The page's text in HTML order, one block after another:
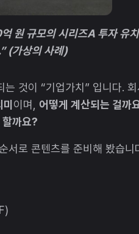
원 규모의 시리즈A 투자 유
(가상의 사례)
것이 “기업가치” 입니다.
이며, 어떻게 계산되는 걸까
할까요?
서로 콘텐츠를 준비해 봤습니